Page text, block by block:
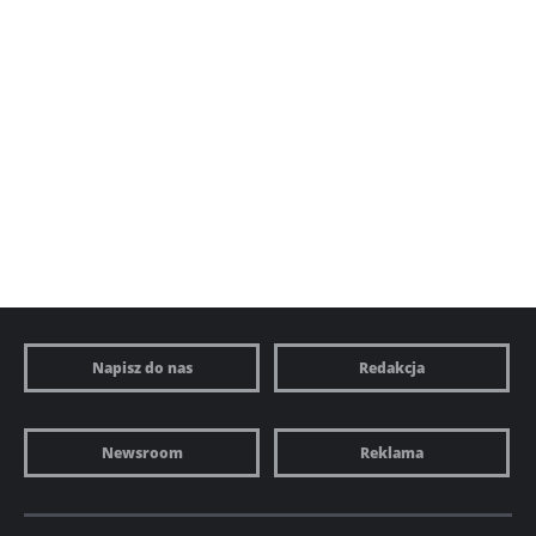
Napisz do nas Redakcja
Newsroom Reklama